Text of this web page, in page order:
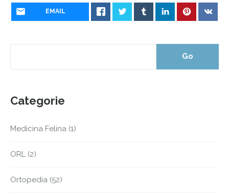
EMAIL
Categorie
Medicina Felina (1)
ORL (2)
Ortopedia (52)